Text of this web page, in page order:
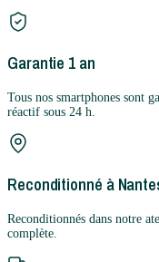
Garantie 1 an
Tous nos smartphones sont
réactif sous 24 h.
Reconditionné à
Reconditionnés dans notre
complète.